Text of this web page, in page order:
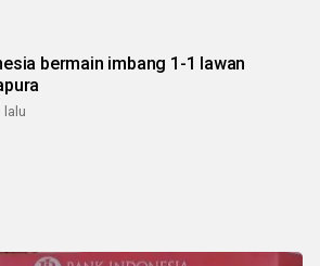
bermain imbang 1-1 lawan
lalu